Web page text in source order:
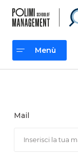
contenuto
Menù
Mail